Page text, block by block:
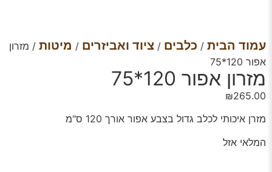
עמוד הבית / כלבים / ציוד ואביזרים / מיטות / מזרון
אפור 120*75
מזרון אפור 120*75
₪265.00
מזרן איכותי לכלב גדול בצבע אפור אורך 120 ס"מ
המלאי אזל